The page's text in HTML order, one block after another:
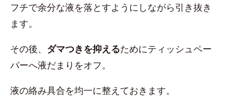
フチで余分な液を落とすようにしながら引き抜き
ます。
その後、 ダマつきを抑えるためにティッシュペー
パーへ液だまりをオフ。
液の絡み具合を均一に整えておきます。